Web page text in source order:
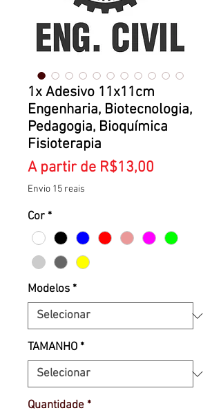
1x Adesivo 11x11cm
Engenharia, Biotecnologia,
Pedagogia, Bioquímica
Fisioterapia
A partir de R$13,00
Envio 15 reais
Cor *
Modelos *
TAMANHO *
Quantidade *